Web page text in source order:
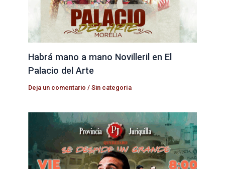
Habrá mano a mano Novilleril en El
Palacio del Arte
Deja un comentario /Sin categoría